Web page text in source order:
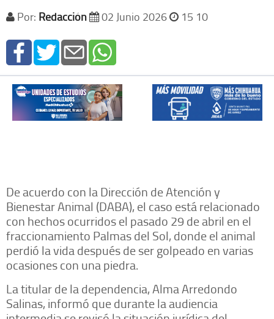
Por: Redacción 02 Junio 2026 15 10
De acuerdo con la Dirección de Atención y
Bienestar Animal (DABA), el caso está relacionado
con hechos ocurridos el pasado 29 de abril en el
fraccionamiento Palmas del Sol, donde el animal
perdió la vida después de ser golpeado en varias
ocasiones con una piedra.
La titular de la dependencia, Alma Arredondo
Salinas, informó que durante la audiencia